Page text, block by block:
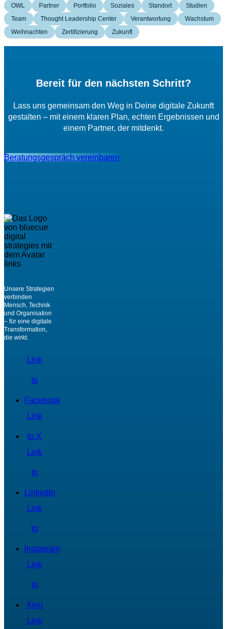
OWL
Partner Portfolio Soziales Standort
Studien
Team
Thought Leadership Center Verantwortung
Wachstum
Weihnachten
Zertifizierung Zukunft
Bereit für den nächsten Schritt?
Lass uns gemeinsam den Weg in Deine digitale Zukunft
gestalten – mit einem klaren Plan, echten Ergebnissen und
einem Partner, der mitdenkt.
Beratungsgespräch vereinbaren
Unsere Strategien
verbinden
Mensch, Technik
und Organisation
– für eine digitale
Transformation,
die wirkt.
Link
to
Facebook
Link
to X
Link
to
LinkedIn
Link
to
Instagram
Link
to
Xing
Link